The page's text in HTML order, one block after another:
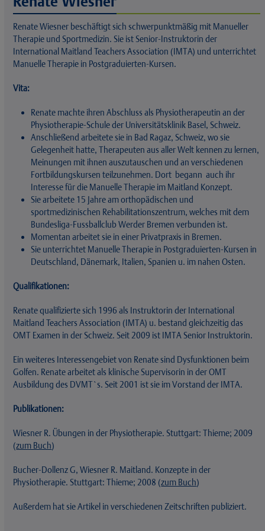
Renate Wiesner beschäftigt sich schwerpunktmäßig mit Manueller
Therapie und Sportmedizin. Sie ist Senior-Instruktorin der
International Maitland Teachers Association (IMTA) und unterrichtet
Manuelle Therapie in Postgraduierten-Kursen.
Vita:
Renate machte ihren Abschluss als Physiotherapeutin an der
Physiotherapie-Schule der Universitätsklinik Basel, Schweiz.
Anschließend arbeitete sie in Bad Ragaz, Schweiz, wo sie
Gelegenheit hatte, Therapeuten aus aller Welt kennen zu lernen,
Meinungen mit ihnen auszutauschen und an verschiedenen
Fortbildungskursen teilzunehmen. Dort begann auch ihr
Interesse für die Manuelle Therapie im Maitland Konzept.
Sie arbeitete 15 Jahre am orthopädischen und
sportmedizinischen Rehabilitationszentrum, welches mit dem
Bundesliga-Fussballclub Werder Bremen verbunden ist.
Momentan arbeitet sie in einer Privatpraxis in Bremen.
Sie unterrichtet Manuelle Therapie in Postgraduierten-Kursen in
Deutschland, Dänemark, Italien, Spanien u. im nahen Osten.
Qualifikationen:
Renate qualifizierte sich 1996 als Instruktorin der International
Maitland Teachers Association (IMTA) u. bestand gleichzeitig das
OMT Examen in der Schweiz. Seit 2009 ist IMTA Senior Instruktorin.
Ein weiteres Interessengebiet von Renate sind Dysfunktionen beim
Golfen. Renate arbeitet als klinische Supervisorin in der OMT
Ausbildung des DVMT`s. Seit 2001 ist sie im Vorstand der IMTA.
Publikationen:
Wiesner R. Übungen in der Physiotherapie. Stuttgart: Thieme; 2009
(zum Buch)
Bucher-Dollenz G, Wiesner R. Maitland. Konzepte in der
Physiotherapie. Stuttgart: Thieme; 2008 (zum Buch)
Außerdem hat sie Artikel in verschiedenen Zeitschriften publiziert.